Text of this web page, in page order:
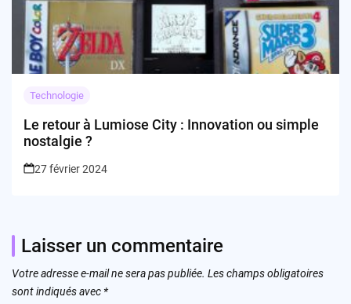
Technologie
Le retour à Lumiose City : Innovation ou simple
nostalgie ?
27 février 2024
Laisser un commentaire
Votre adresse e-mail ne sera pas publiée. Les champs obligatoires
sont indiqués avec *